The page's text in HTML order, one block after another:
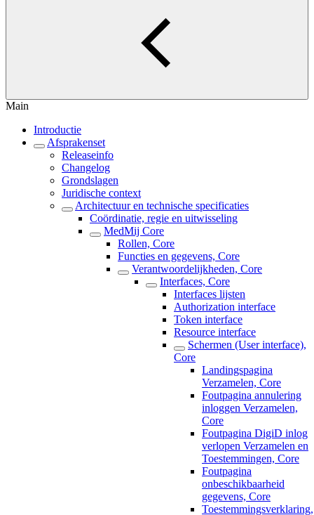
Main
Introductie
Afsprakenset
Releaseinfo
Changelog
Grondslagen
Juridische context
Architectuur en technische specificaties
Coördinatie, regie en uitwisseling
MedMij Core
Rollen, Core
Functies en gegevens, Core
Verantwoordelijkheden, Core
Interfaces, Core
Interfaces lijsten
Authorization interface
Token interface
Resource interface
Schermen (User interface),
Core
Landingspagina
Verzamelen, Core
Foutpagina annulering
inloggen Verzamelen,
Core
Foutpagina DigiD inlog
verlopen Verzamelen en
Toestemmingen, Core
Foutpagina
onbeschikbaarheid
gegevens, Core
Toestemmingsverklaring,